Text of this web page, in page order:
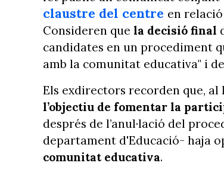
claustre del centre en
Consideren que la decisió final
candidates en un procediment
amb la comunitat educativa" i
Els exdirectors recorden que, al
l’objectiu de fomentar la
després de l’anul·lació del
departament d'Educació- haja
comunitat educativa.